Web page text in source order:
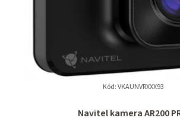
Navitel kamera AR200
Kód:VKAUNVRXXX93